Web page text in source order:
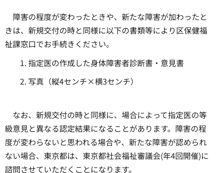
障害の程度が変わったときや、新たな障害が加わったと
きは、新規交付の時と同様に以下の書類等により区保健福
祉課窓口でお手続きください。
指定医の作成した身体障害者診断書・意見書
写真（縦4センチ×横3センチ）
なお、新規交付の時と同様に、場合によって指定医の等
級意見と異なる認定結果になることがあります。障害の程
度が変わらないと思われる場合や、新たな障害が認められ
ない場合、東京都は、東京都社会福祉審議会(年4回開催)に
諮問させていただくことになります。